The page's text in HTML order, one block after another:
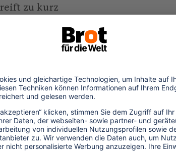
zu kurz
der Flugticketabgabe
Frankreich,
Kongo, Luxemburg,
und Zypern. Nach einer Forsa-
eine solche